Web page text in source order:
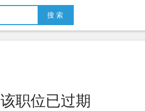
搜 索
该职位已过期